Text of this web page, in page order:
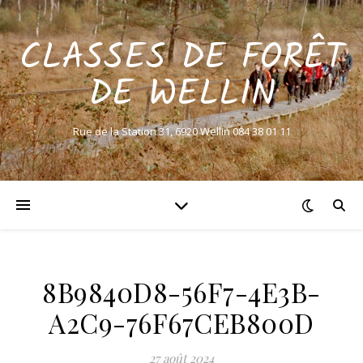
CLASSES DE FORÊT
DE WELLIN
Rue de la Station 31, 6920 Wellin 084 38 01 11
8B9840D8-56F7-4E3B-
A2C9-76F67CEB800D
27 août 2024